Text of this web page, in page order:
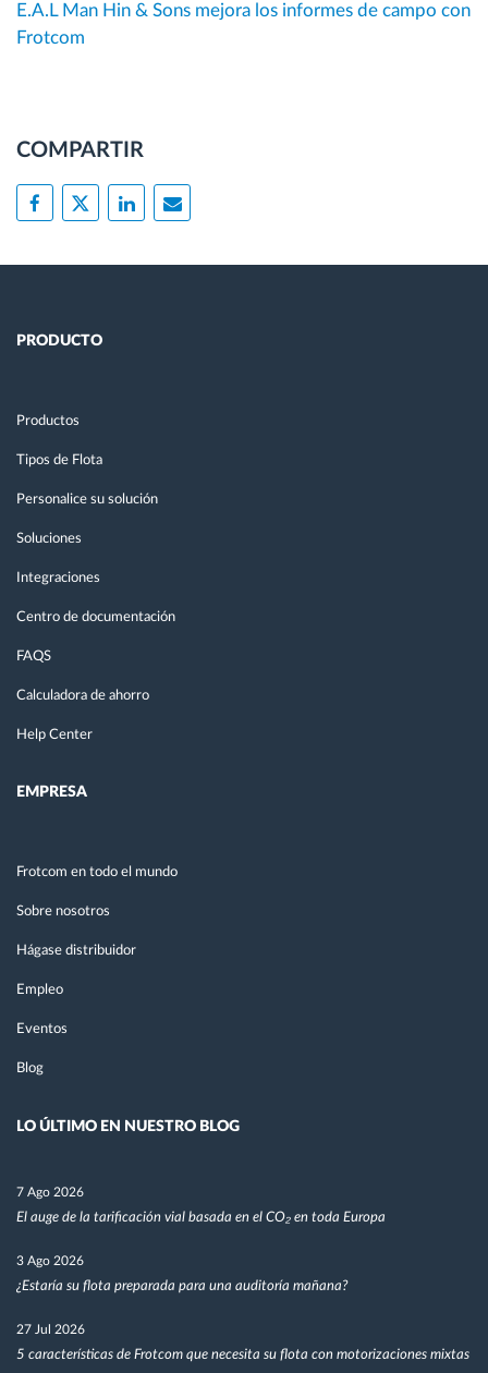
E.A.L Man Hin & Sons mejora los informes de campo con
Frotcom
COMPARTIR
PRODUCTO
Productos
Tipos de Flota
Personalice su solución
Soluciones
Integraciones
Centro de documentación
FAQS
Calculadora de ahorro
Help Center
EMPRESA
Frotcom en todo el mundo
Sobre nosotros
Hágase distribuidor
Empleo
Eventos
Blog
LO ÚLTIMO EN NUESTRO BLOG
7 Ago 2026
El auge de la tarificación vial basada en el CO₂ en toda Europa
3 Ago 2026
¿Estaría su flota preparada para una auditoría mañana?
27 Jul 2026
5 características de Frotcom que necesita su flota con motorizaciones mixtas